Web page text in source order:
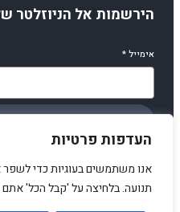
העדפות פרטיות
אנו משתמשים בעוגיות כדי
תנועה. בלחיצה על 'קבל הכל'
הירשמות אל הניוזלטר
אימייל*